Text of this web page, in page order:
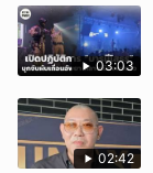
03:03
02:42